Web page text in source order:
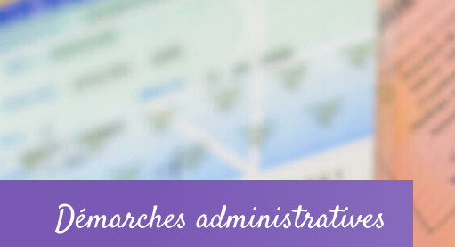
Démarches administratives